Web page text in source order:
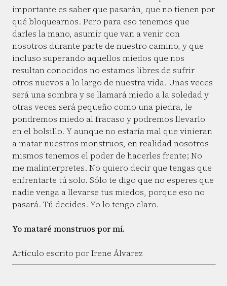
importante es saber que pasarán, que no tienen por
qué bloquearnos. Pero para eso tenemos que
darles la mano, asumir que van a venir con
nosotros durante parte de nuestro camino, y que
incluso superando aquellos miedos que nos
resultan conocidos no estamos libres de sufrir
otros nuevos a lo largo de nuestra vida. Unas veces
será una sombra y se llamará miedo a la soledad y
otras veces será pequeño como una piedra, le
pondremos miedo al fracaso y podremos llevarlo
en el bolsillo. Y aunque no estaría mal que vinieran
a matar nuestros monstruos, en realidad nosotros
mismos tenemos el poder de hacerles frente; No
me malinterpretes. No quiero decir que tengas que
enfrentarte tú solo. Sólo te digo que no esperes que
nadie venga a llevarse tus miedos, porque eso no
pasará. Tú decides. Yo lo tengo claro.
Yo mataré monstruos por mí.
Artículo escrito por Irene Álvarez